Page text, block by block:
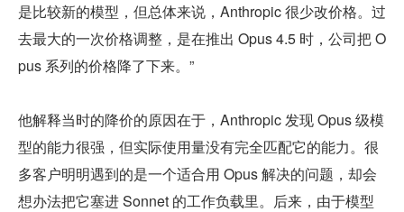
是比较新的模型，但总体来说，Anthropic 很少改价格。过
去最大的一次价格调整，是在推出 Opus 4.5 时，公司把 O
pus 系列的价格降了下来。”
他解释当时的降价的原因在于，Anthropic 发现 Opus 级模
型的能力很强，但实际使用量没有完全匹配它的能力。很
多客户明明遇到的是一个适合用 Opus 解决的问题，却会
想办法把它塞进 Sonnet 的工作负载里。后来，由于模型